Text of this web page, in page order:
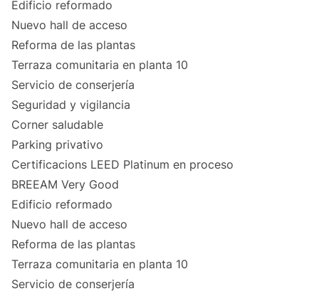
Edificio reformado
Nuevo hall de acceso
Reforma de las plantas
Terraza comunitaria en planta 10
Servicio de conserjería
Seguridad y vigilancia
Corner saludable
Parking privativo
Certificacions LEED Platinum en proceso
BREEAM Very Good
Edificio reformado
Nuevo hall de acceso
Reforma de las plantas
Terraza comunitaria en planta 10
Servicio de conserjería